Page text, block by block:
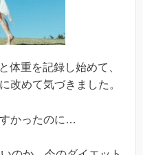
体重を記録し始めて、
改めて気づきました。
かったのに…